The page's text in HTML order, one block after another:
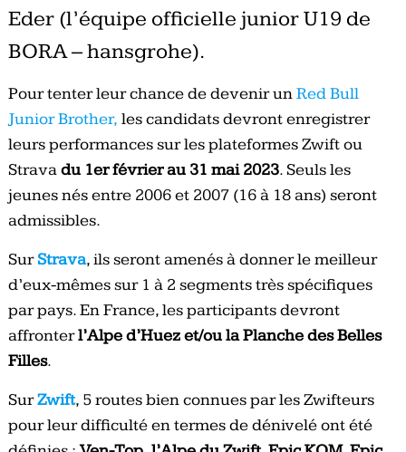
Eder (l’équipe officielle junior U19 de
BORA – hansgrohe).
Pour tenter leur chance de devenir unRed Bull
Junior Brother, les candidats devront enregistrer
leurs performances sur les plateformes Zwift ou
Stravadu 1er février au 31 mai 2023. Seuls les
jeunes nés entre 2006 et 2007 (16 à 18 ans) seront
admissibles.
SurStrava, ils seront amenés à donner le meilleur
d’eux-mêmes sur 1 à 2 segments très spécifiques
par pays. En France, les participants devront
affronterl’Alpe d’Huez et/ou la Planche des Belles
Filles.
SurZwift, 5 routes bien connues par les Zwifteurs
pour leur difficulté en termes de dénivelé ont été